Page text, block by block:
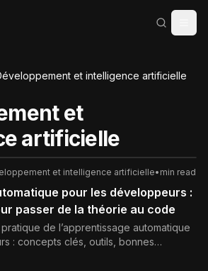
et intelligence artificielle
et
artificielle
et intelligence artificielle• min read
pour les développeurs :
passer de la théorie au code
de l’apprentissage automatique
: concepts clés, outils, bonnes